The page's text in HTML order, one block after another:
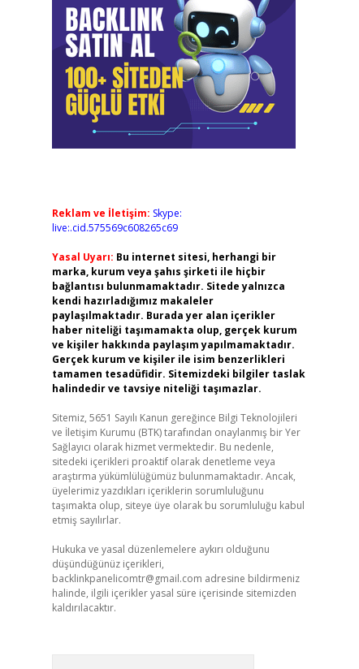
Reklam ve İletişim: Skype:
live:.cid.575569c608265c69
Yasal Uyarı: Bu internet sitesi, herhangi bir
marka, kurum veya şahıs şirketi ile hiçbir
bağlantısı bulunmamaktadır. Sitede yalnızca
kendi hazırladığımız makaleler
paylaşılmaktadır. Burada yer alan içerikler
haber niteliği taşımamakta olup, gerçek kurum
ve kişiler hakkında paylaşım yapılmamaktadır.
Gerçek kurum ve kişiler ile isim benzerlikleri
tamamen tesadüfidir. Sitemizdeki bilgiler taslak
halindedir ve tavsiye niteliği taşımazlar.
Sitemiz, 5651 Sayılı Kanun gereğince Bilgi Teknolojileri
ve İletişim Kurumu (BTK) tarafından onaylanmış bir Yer
Sağlayıcı olarak hizmet vermektedir. Bu nedenle,
sitedeki içerikleri proaktif olarak denetleme veya
araştırma yükümlülüğümüz bulunmamaktadır. Ancak,
üyelerimiz yazdıkları içeriklerin sorumluluğunu
taşımakta olup, siteye üye olarak bu sorumluluğu kabul
etmiş sayılırlar.
Hukuka ve yasal düzenlemelere aykırı olduğunu
düşündüğünüz içerikleri,
backlinkpanelicomtr@gmail.com adresine bildirmeniz
halinde, ilgili içerikler yasal süre içerisinde sitemizden
kaldırılacaktır.